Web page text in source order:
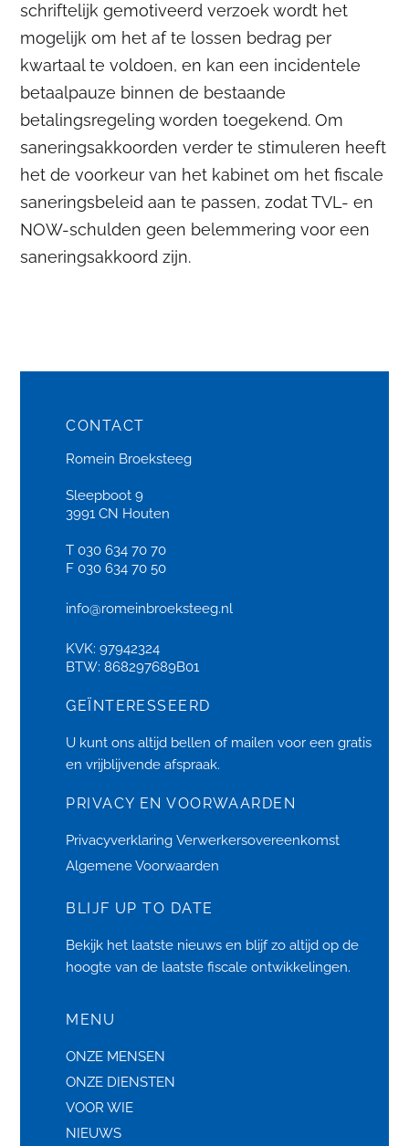
schriftelijk gemotiveerd verzoek wordt het
mogelijk om het af te lossen bedrag per
kwartaal te voldoen, en kan een incidentele
betaalpauze binnen de bestaande
betalingsregeling worden toegekend. Om
saneringsakkoorden verder te stimuleren heeft
het de voorkeur van het kabinet om het fiscale
saneringsbeleid aan te passen, zodat TVL- en
NOW-schulden geen belemmering voor een
saneringsakkoord zijn.
CONTACT
Romein Broeksteeg
Sleepboot 9
3991 CN Houten
T 030 634 70 70
F 030 634 70 50
info@romeinbroeksteeg.nl
KVK: 97942324
BTW: 868297689B01
GEÏNTERESSEERD
U kunt ons altijd bellen of mailen voor een gratis
en vrijblijvende afspraak.
PRIVACY EN VOORWAARDEN
Privacyverklaring Verwerkersovereenkomst
Algemene Voorwaarden
BLIJF UP TO DATE
Bekijk het laatste nieuws en blijf zo altijd op de
hoogte van de laatste fiscale ontwikkelingen.
MENU
ONZE MENSEN
ONZE DIENSTEN
VOOR WIE
NIEUWS